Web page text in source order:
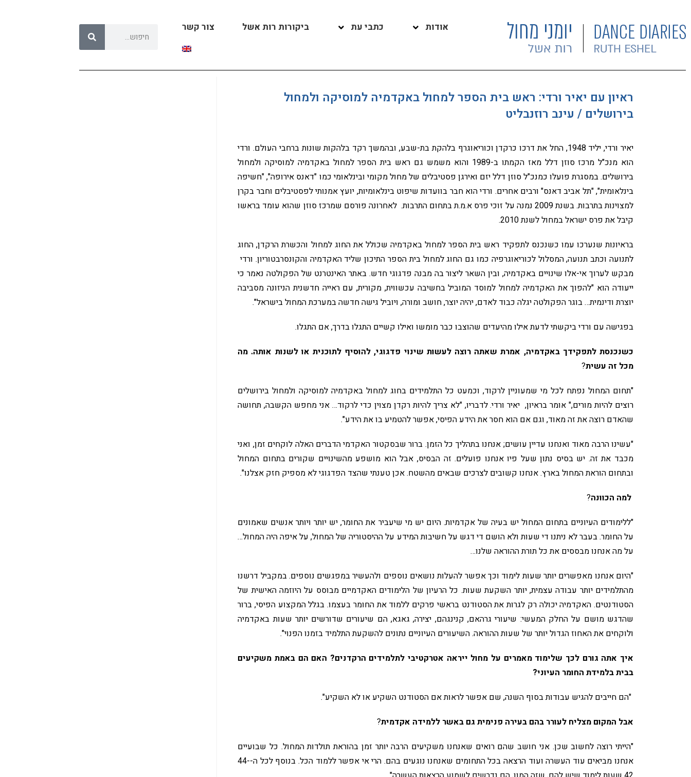
אודות כתבי עת ביקורות רות אשל צור קשר
ראיון עם יאיר ורדי: ראש בית הספר למחול באקדמיה למוסיקה ולמחול
בירושלים / עינב רוזנבליט
יאיר ורדי, יליד 1948, החל את דרכו כרקדן וכוריאוגרף בלהקת בת-שבע, ובהמשך רקד בלהקות שונות ברחבי העולם. ורדי
הוא מנכ"ל מרכז סוזן דלל מאז הקמתו ב-1989 והוא משמש גם ראש בית הספר למחול באקדמיה למוסיקה ולמחול
בירושלים. במסגרת פועלו כמנכ"ל סוזן דלל יזם ואירגן פסטיבלים של מחול מקומי ובינלאומי כמו "דאנס אירופה", "חשיפה
בינלאומית", "תל אביב דאנס" ורבים אחרים. ורדי הוא חבר בוועדות שיפוט בינלאומיות, יועץ אמנותי לפסטיבלים וחבר בקרן
למצוינות בתרבות. בשנת 2009 נמנה על זוכי פרס א.מ.ת בתחום התרבות. לאחרונה פורסם שמרכז סוזן שהוא עומד בראשו
קיבל את פרס ישראל במחול לשנת 2010.
בראיונות שנערכו עמו כשנכנס לתפקיד ראש בית הספר למחול באקדמיה שכולל את החוג למחול והכשרת הרקדן, החוג
לתנועה וכתב תנועה, המסלול לכוריאוגרפיה כמו גם החוג למחול בית הספר התיכון שליד האקדמיה והקונסרבטוריון. ורדי
מבקש לערוך אי-אלו שינויים באקדמיה, ובין השאר ליצור בה מבנה פדגוגי חדש. באתר האינטרנט של הפקולטה נאמר כי
ייעודה הוא "להפוך את האקדמיה למחול למוסד המוביל בחשיבה עכשווית, מקורית, עם ראייה חדשנית הניזונה מסביבה
יוצרת ודינמית… בוגר הפקולטה יגלה כבוד לאדם, יהיה יוצר, חושב ומורה, ויוביל גישה חדשה במערכת המחול בישראל".
בפגישה עם ורדי ביקשתי לדעת אילו מהיעדים שהוצבו כבר מומשו ואילו קשיים התגלו בדרך, אם התגלו.
כשנכנסת לתפקידך באקדמיה, אמרת שאתה רוצה לעשות שינוי פדגוגי, להוסיף לתוכנית או לשנות אותה. מה
מכל זה עשית?
"תחום המחול נפתח לכל מי שמעוניין לרקוד, וכמעט כל התלמידים בחוג למחול באקדמיה למוסיקה ולמחול בירושלים
רוצים להיות מורים," אומר בראיון, יאיר ורדי. לדבריו, "לא צריך להיות רקדן מצוין כדי לרקוד… אני מחפש הקשבה, תחושה
שהאדם רוצה את זה מאוד, וגם אם הוא חסר את הידע הפיסי, אפשר להטמיע בו את הידע".
"עשינו הרבה מאוד ואנחנו עדיין עושים; אנחנו בתהליך כל הזמן. ברור שבסקטור האקדמי הדברים האלה לוקחים זמן, ואני
מכבד את זה. יש בסיס נתון שעל פיו אנחנו פועלים. זה הבסיס, אבל הוא מושפע מהשינויים שקורים בתחום המחול
ובתחום הוראת המחול בארץ. אנחנו קשובים לצרכים שבאים מהשטח. אכן טענתי שהצד הפדגוגי לא מספיק חזק אצלנו".
למה הכוונה?
"ללימודים העיוניים בתחום המחול יש בעיה של אקדמיות. היום יש מי שיעביר את החומר, יש יותר ויותר אנשים שאמונים
על החומר. בעבר לא ניתנו די שעות ולא הושם די דגש על חשיבות המידע על ההיסטוריה של המחול, על איפה היה המחול…
על מה אנחנו מבססים את כל תורת ההוראה שלנו…
"היום אנחנו מאפשרים יותר שעות לימוד וכך אפשר להעלות נושאים נוספים ולהעשיר במפגשים נוספים. במקביל דרשנו
מהתלמידים יותר עבודה עצמית, יותר השקעת שעות. כל הרעיון של הלימודים האקדמיים מבוסס על היוזמה האישית של
הסטודנטים. האקדמיה יכולה רק לגרות את הסטודנט בראשי פרקים ללמוד את החומר בעצמו. בגלל המקצוע הפיסי, ברור
שהדגש מושם על החלק המעשי: שיעורי גרהאם, קנינגהם, יצירה, גאגא, הם שיעורים שדורשים יותר שעות באקדמיה
ולוקחים את האחוז הגדול יותר של שעות ההוראה. השיעורים העיוניים נתונים להשקעת התלמיד בזמנו הפנוי".
איך אתה גורם לכך שלימוד מאמרים על מחול ייראה אטרקטיבי לתלמידים הרקדנים? האם הם באמת משקיעים
בבית בלמידת החומר העיוני?
"הם חייבים להגיש עבודות בסוף השנה, שם אפשר לראות אם הסטודנט השקיע או לא השקיע".
אבל המקום מצליח לעורר בהם בעירה פנימית גם באשר ללמידה אקדמית?
"הייתי רוצה לחשוב שכן. אני חושב שהם רואים שאנחנו משקיעים הרבה יותר זמן בהוראת תולדות המחול. כל שבועיים
אנחנו מביאים עוד העשרה ועוד הרצאה בכל התחומים שאנחנו נוגעים בהם. הרי אי אפשר ללמוד הכל. בנוסף לכל ה-44-